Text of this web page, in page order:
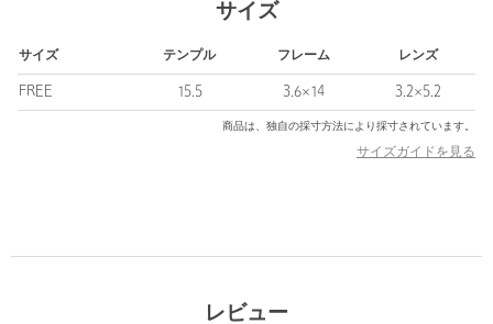
============================
機能性：
BLACK：可視光線透過率 35%、紫外線透過率 1.0%以下
BEIGE / MD.BROWN：可視光線透過率 45%、紫外線透過率
ロープライスな価格構成で、EYEWEARをもっと手軽に様々なユ
サイズ
サイズ テンプル フレーム レンズ
FREE 15.5 3.6×14 3.2×5.2
商品は、独自の採寸方法により採寸されています。
サイズガイドを見る
レビュー